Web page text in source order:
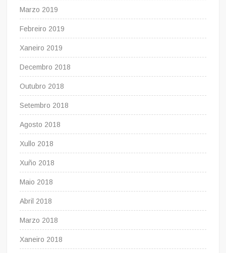
Marzo 2019
Febreiro 2019
Xaneiro 2019
Decembro 2018
Outubro 2018
Setembro 2018
Agosto 2018
Xullo 2018
Xuño 2018
Maio 2018
Abril 2018
Marzo 2018
Xaneiro 2018